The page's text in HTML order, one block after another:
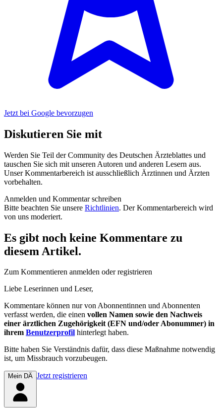
Jetzt bei Google bevorzugen
Diskutieren Sie mit
Werden Sie Teil der Community des Deutschen Ärzteblattes und
tauschen Sie sich mit unseren Autoren und anderen Lesern aus.
Unser Kommentarbereich ist ausschließlich Ärztinnen und Ärzten
vorbehalten.
Anmelden und Kommentar schreiben
Bitte beachten Sie unsere Richtlinien. Der Kommentarbereich wird
von uns moderiert.
Es gibt noch keine Kommentare zu
diesem Artikel.
Zum Kommentieren anmelden oder registrieren
Liebe Leserinnen und Leser,
Kommentare können nur von Abonnentinnen und Abonnenten
verfasst werden, die einen vollen Namen sowie den Nachweis
einer ärztlichen Zugehörigkeit (EFN und/oder Abonummer) in
ihrem Benutzerprofil hinterlegt haben.
Bitte haben Sie Verständnis dafür, dass diese Maßnahme notwendig
ist, um Missbrauch vorzubeugen.
Mein DÄ Jetzt registrieren